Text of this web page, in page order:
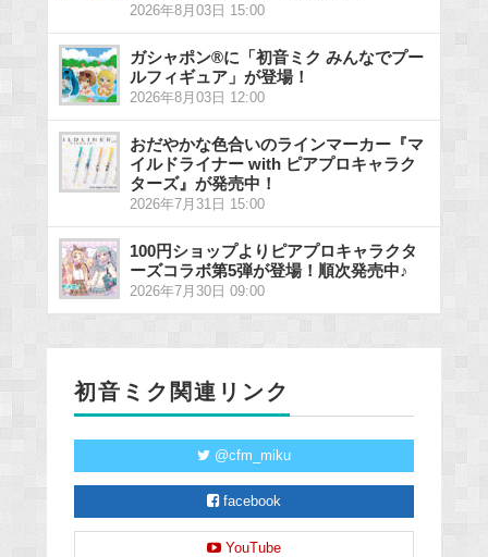
2026年8月03日 15:00
ガシャポン®に「初音ミク みんなでプー
ルフィギュア」が登場！
2026年8月03日 12:00
おだやかな色合いのラインマーカー『マ
イルドライナー with ピアプロキャラク
ターズ』が発売中！
2026年7月31日 15:00
100円ショップよりピアプロキャラクタ
ーズコラボ第5弾が登場！順次発売中♪
2026年7月30日 09:00
初音ミク関連リンク
@cfm_miku
facebook
YouTube